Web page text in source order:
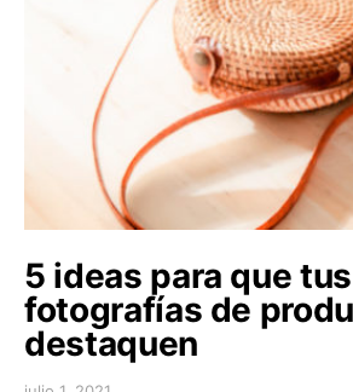
5 ideas para que tus
fotografías de
destaquen